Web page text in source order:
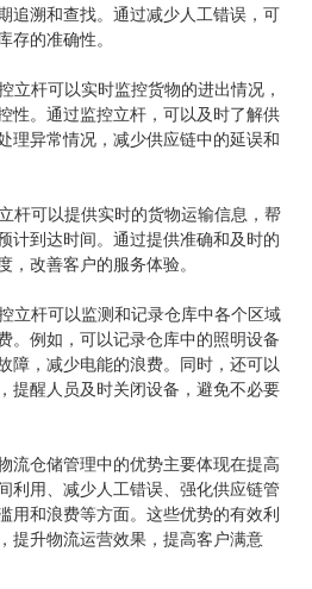
追溯和查找。通过减少人工错误，可
存的准确性。
立杆可以实时监控货物的进出情况，
性。通过监控立杆，可以及时了解供
理异常情况，减少供应链中的延误和
杆可以提供实时的货物运输信息，帮
计到达时间。通过提供准确和及时的
，改善客户的服务体验。
立杆可以监测和记录仓库中各个区域
。例如，可以记录仓库中的照明设备
障，减少电能的浪费。同时，还可以
提醒人员及时关闭设备，避免不必要
流仓储管理中的优势主要体现在提高
利用、减少人工错误、强化供应链管
用和浪费等方面。这些优势的有效利
提升物流运营效果，提高客户满意